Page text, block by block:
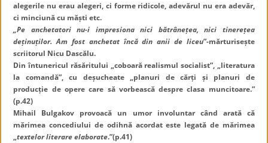
alegerile nu erau alegeri, ci forme ridicole, adevărul nu era adevăr,
ci minciună cu măști etc.
„Pe anchetatori nu-i impresiona nici bătrânețea, nici tinerețea
deținuților. Am fost anchetat încă din anii de liceu”-mărturisește
scriitorul Nicu Dascălu.
Din întunericul răsăritului „coboară realismul socialist”, „literatura
la comandă”, cu deșucheate „planuri de cărți și planuri de
producție de opere care să vorbească despre clasa muncitoare.”
(p.42)
Mihail Bulgakov provoacă un umor involuntar când arată că
mărimea concediului de odihnă acordat este legată de mărimea
„textelor literare elaborate.”(p.41)